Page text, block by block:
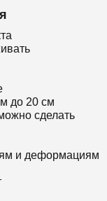
до 20 см
сделать
и деформациям